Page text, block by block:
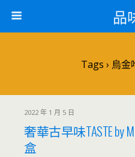
品
Tags › 烏
2022 年 1 月 5 日
奢華古早味TASTE by
盒